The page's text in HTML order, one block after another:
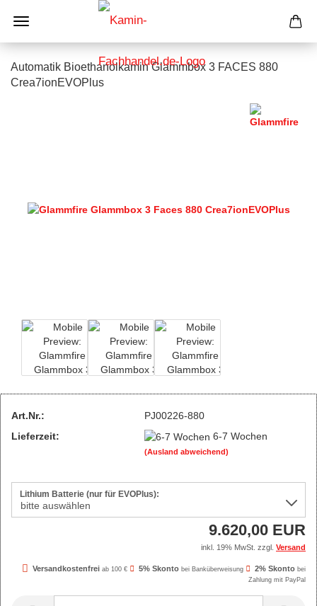
Automatik Bioethanolkamin Glammbox 3 FACES 880
Crea7ionEVOPlus
Art.Nr.:
PJ00226-880
Lieferzeit:
6-7 Wochen
(Ausland abweichend)
Lithium Batterie (nur für EVOPlus):
9.620,00 EUR
inkl. 19% MwSt. zzgl. Versand
Versandkostenfrei ab 100 € 5% Skonto bei Banküberweisung 2% Skonto bei
Zahlung mit PayPal